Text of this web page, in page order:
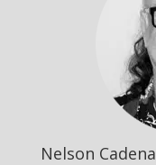
Nelson Cadena